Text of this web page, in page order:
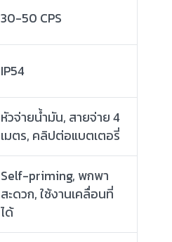
30-50 CPS
IP54
หัวจ่ายน้ำมัน, สายจ่าย 4
เมตร, คลิปต่อแบตเตอรี่
Self-priming, พกพา
สะดวก, ใช้งานเคลื่อนที่
ได้